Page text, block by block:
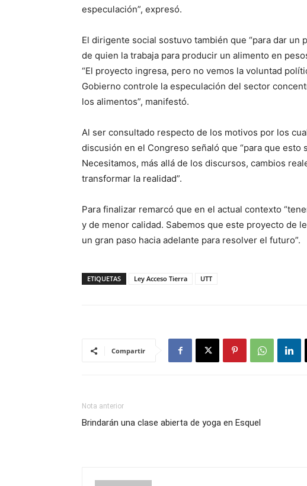
especulación”, expresó.
El dirigente social sostuvo también que “para dar
de quien la trabaja para producir un alimento en
“El proyecto ingresa, pero no vemos la voluntad
Gobierno controle la especulación del sector
los alimentos”, manifestó.
Al ser consultado respecto de los motivos por los
discusión en el Congreso señaló que “para que
Necesitamos, más allá de los discursos, cambios
transformar la realidad”.
Para finalizar remarcó que en el actual contexto
y de menor calidad. Sabemos que este proyecto de
un gran paso hacia adelante para resolver el
ETIQUETAS Ley Acceso Tierra UTT
Compartir
Nota anterior
Brindarán una clase abierta de yoga en Esquel